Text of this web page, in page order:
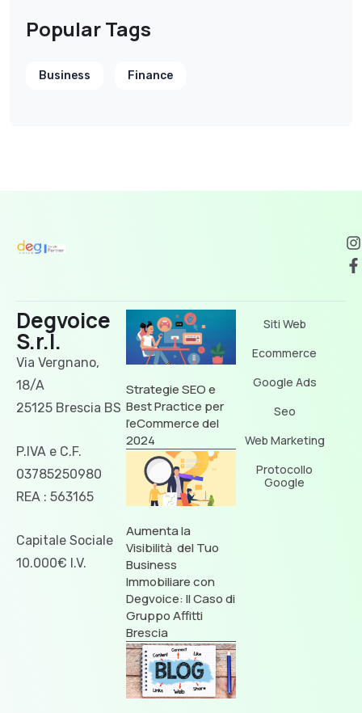
Popular Tags
Business Finance
Degvoice
S.r.l.
Via Vergnano,
18/A
25125 Brescia BS
P.IVA e C.F.
03785250980
REA : 563165
Capitale Sociale
10.000€ I.V.
Strategie SEO e
Best Practice per
l’eCommerce del
2024
Aumenta la
Visibilità del Tuo
Business
Immobiliare con
Degvoice: Il Caso di
Gruppo Affitti
Brescia
Siti Web
Ecommerce
Google Ads
Seo
Web Marketing
Protocollo
Google